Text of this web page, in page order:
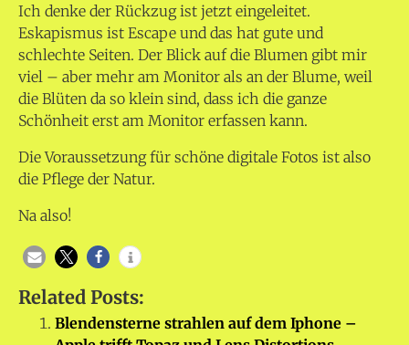
Ich denke der Rückzug ist jetzt eingeleitet.
Eskapismus ist Escape und das hat gute und
schlechte Seiten. Der Blick auf die Blumen gibt mir
viel – aber mehr am Monitor als an der Blume, weil
die Blüten da so klein sind, dass ich die ganze
Schönheit erst am Monitor erfassen kann.
Die Voraussetzung für schöne digitale Fotos ist also
die Pflege der Natur.
Na also!
Related Posts:
Blendensterne strahlen auf dem Iphone –